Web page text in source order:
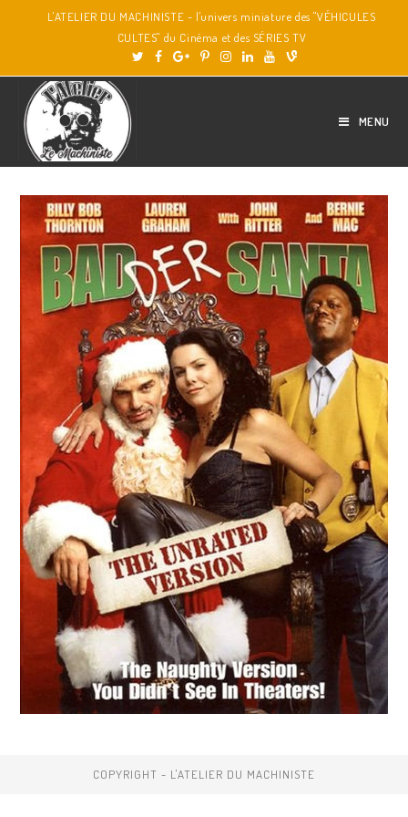
L'ATELIER DU MACHINISTE - l'univers miniature des "VÉHICULES
CULTES" du Cinéma et des SÉRIES TV
MENU
COPYRIGHT - L'ATELIER DU MACHINISTE